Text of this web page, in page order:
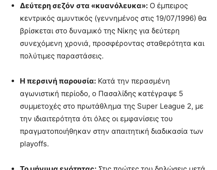
Δεύτερη σεζόν στα «κυανόλευκα»: Ο έμπειρος
κεντρικός αμυντικός (γεννημένος στις 19/07/1996) θα
βρίσκεται στο δυναμικό της Νίκης για δεύτερη
συνεχόμενη χρονιά, προσφέροντας σταθερότητα και
πολύτιμες παραστάσεις.
Η περσινή παρουσία: Κατά την περασμένη
αγωνιστική περίοδο, ο Πασαλίδης κατέγραψε 5
συμμετοχές στο πρωτάθλημα της Super League 2, με
την ιδιαιτερότητα ότι όλες οι εμφανίσεις του
πραγματοποιήθηκαν στην απαιτητική διαδικασία των
playoffs.